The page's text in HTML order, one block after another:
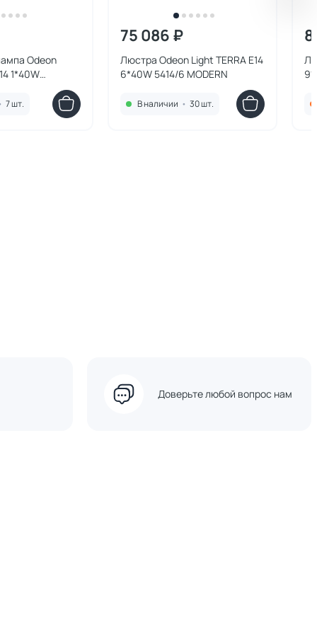
Odeon
1*40W
7 шт.
75 086 ₽
Люстра Odeon Light TERRA E14
6*40W 5414/6 MODERN
В наличии • 30 шт.
Доверьте любой вопрос нам